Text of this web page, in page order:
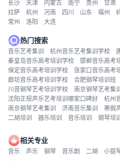
长沙
天津 内蒙古 南宁 贵州 甘肃
拉萨
杭州 河南 四川 山东 福州
常州
洛阳 大连
热门搜索
音乐艺考集训 杭州音乐艺考集训学校
秦皇岛音乐高考培训学校
邯郸音乐高考
保定音乐高考培训学校
张家口音乐高考
廊坊音乐高考培训学校
合肥钢琴培训班
川音钢琴艺考培训学校
南京钢琴艺考集
沈阳正规声乐艺考培训哪家口碑好
杭州
南京钢琴艺考集训
济南音乐集训 寒假
二胡培训
器乐培训 音乐培训 钢琴培
相关专业
音乐 声乐 钢琴 音乐剧 二胡 小提